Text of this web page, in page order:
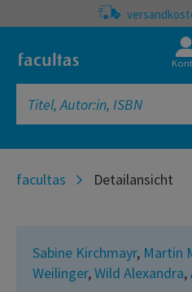
facultas Detailansicht
Sabine Kirchmayr, Martin
Weilinger,Wild Alexandra,